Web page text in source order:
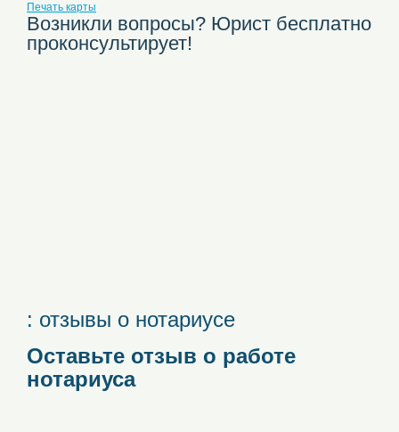
Печать карты
Возникли вопросы? Юрист бесплатно
проконсультирует!
: отзывы о нотариусе
Оставьте отзыв о работе
нотариуса